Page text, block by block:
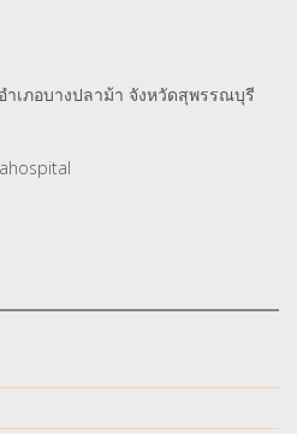
เภอบางปลาม้า จังหวัดสุพรรณบุรี